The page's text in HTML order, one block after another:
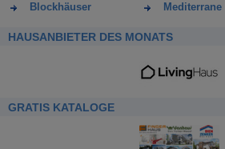
Blockhäuser
Mediterrane
HAUSANBIETER DES MONATS
GRATIS KATALOGE